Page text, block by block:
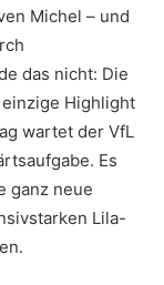
Michel – und
das nicht: Die
Highlight
wartet der VfL
Es
ganz neue
Lila-